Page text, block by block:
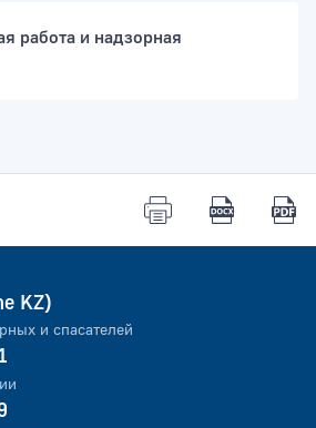
работа и надзорная
KZ)
и спасателей